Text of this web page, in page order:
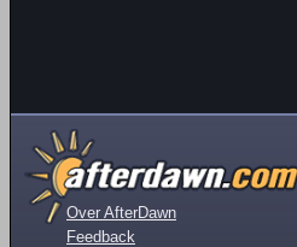
Over AfterDawn
Feedback